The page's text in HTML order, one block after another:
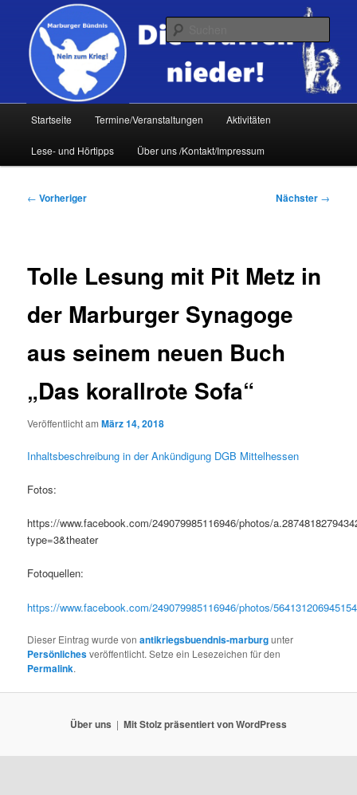
primären
springen
Startseite Termine/Veranstaltungen Aktivitäten
Lese- und Hörtipps Über uns /Kontakt/Impressum
Beitragsnavigation
← Vorheriger Nächster →
Tolle Lesung mit Pit Metz in
der Marburger Synagoge
aus seinem neuen Buch
„Das korallrote Sofa“
Veröffentlicht amMärz 14, 2018
Inhaltsbeschreibung in der Ankündigung DGB Mittelhessen
Fotos:
https://www.facebook.com/249079985116946/photos/
type=3&theater
Fotoquellen:
https://www.facebook.com/249079985116946/photos/
Dieser Eintrag wurde vonantikriegsbuendnis-marburgunter
Persönlichesveröffentlicht. Setze ein Lesezeichen für den
Permalink.
Über uns Mit Stolz präsentiert von WordPress